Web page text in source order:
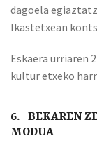
dagoela
Ikastetxean
Eskaera urriaren
kultur etxeko
6. BEKAREN
MODUA